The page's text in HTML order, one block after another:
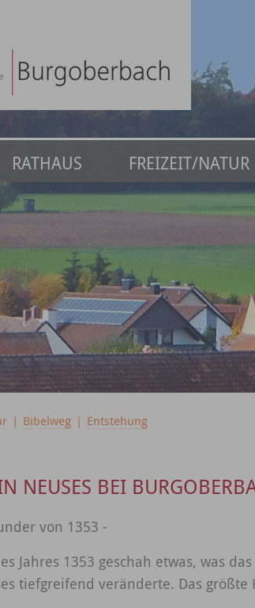
RATHAUS FREIZEIT/NATUR
| Bibelweg | Entstehung
NEUSES BEI
von 1353 -
Jahres 1353 geschah etwas, was
tiefgreifend veränderte. Das größte